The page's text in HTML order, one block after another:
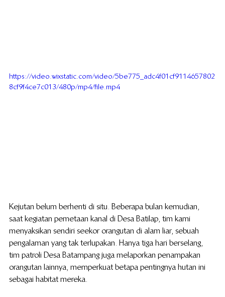
https://video.wixstatic.com/video/5be775_adc4f01cf9114657802
8cf9f4ce7c013/480p/mp4/file.mp4
Kejutan belum berhenti di situ. Beberapa bulan kemudian,
saat kegiatan pemetaan kanal di Desa Batilap, tim kami
menyaksikan sendiri seekor orangutan di alam liar, sebuah
pengalaman yang tak terlupakan. Hanya tiga hari berselang,
tim patroli Desa Batampang juga melaporkan penampakan
orangutan lainnya, memperkuat betapa pentingnya hutan ini
sebagai habitat mereka.